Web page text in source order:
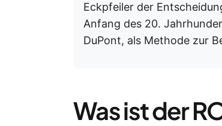
Eckpfeiler der
Anfang des 20.
DuPont, als Methode zur
Was ist der